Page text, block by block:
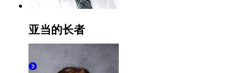
亚当的长者